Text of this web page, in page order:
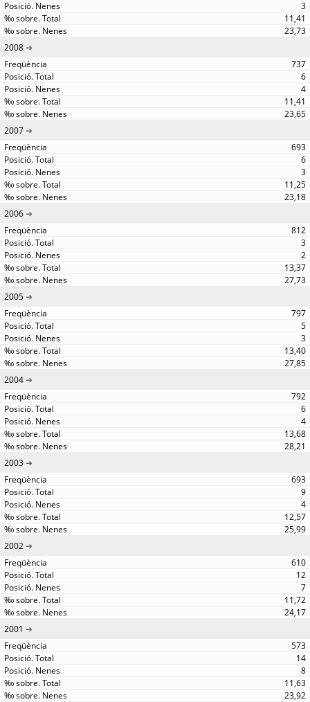
3
11,41
23,73
2008
737
6
4
11,41
23,65
2007
693
6
3
11,25
23,18
2006
812
3
2
13,37
27,73
2005
797
5
3
13,40
27,85
2004
792
6
4
13,68
28,21
2003
693
9
4
12,57
25,99
2002
610
12
7
11,72
24,17
2001
573
14
8
11,63
23,92